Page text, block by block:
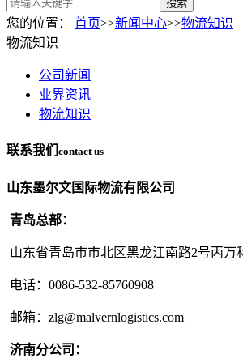
搜索
您的位置： 首页>>新闻中心>>物流知识
物流知识
公司新闻
业界资讯
物流知识
联系我们 contact us
山东墨尔文国际物流有限公司
青岛总部：
山东省青岛市市北区黑龙江南路2号丙万
电话：0086-532-85760908
邮箱：zlg@malvernlogistics.com
济南分公司：